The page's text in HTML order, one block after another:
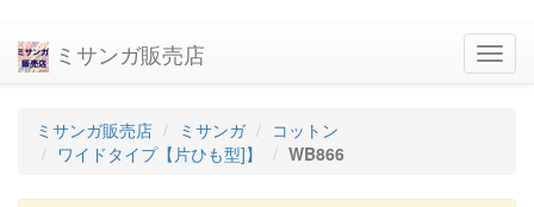
ミサンガ販売店
ミサンガ販売店 ミサンガ
コットン
ワイドタイプ【片ひも型]】
WB866